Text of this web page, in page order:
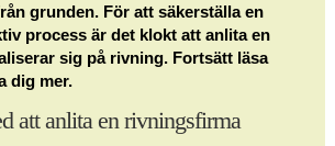
grunden. För att säkerställa en
process är det klokt att anlita en
sig på rivning. Fortsätt läsa
dig mer.
att anlita en rivningsfirma